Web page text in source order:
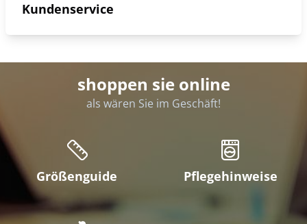
Kundenservice
shoppen sie online
als wären Sie im Geschäft!
Größenguide Pflegehinweise